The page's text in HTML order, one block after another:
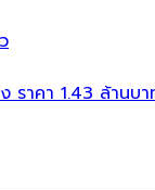
ราคา 1.43 ล้านบา